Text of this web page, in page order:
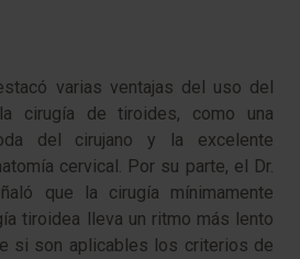
varias ventajas del uso del
cirugía de tiroides, como una
del cirujano y la excelente
cervical. Por su parte, el Dr.
que la cirugía mínimamente
tiroidea lleva un ritmo más lento
si son aplicables los criterios de